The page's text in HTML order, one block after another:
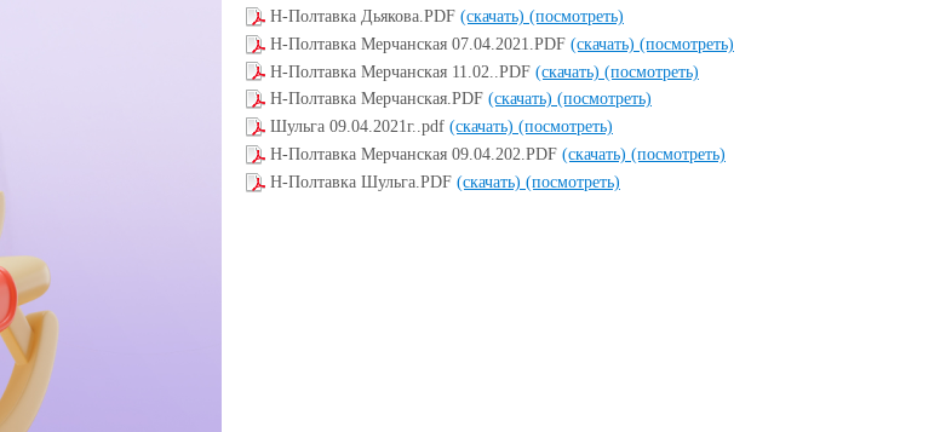
Н-Полтавка Дьякова.PDF (скачать) (посмотреть)
Н-Полтавка Мерчанская 07.04.2021.PDF (скачать) (посмотреть)
Н-Полтавка Мерчанская 11.02..PDF (скачать) (посмотреть)
Н-Полтавка Мерчанская.PDF (скачать) (посмотреть)
Шульга 09.04.2021г..pdf (скачать) (посмотреть)
Н-Полтавка Мерчанская 09.04.202.PDF (скачать) (посмотреть)
Н-Полтавка Шульга.PDF (скачать) (посмотреть)